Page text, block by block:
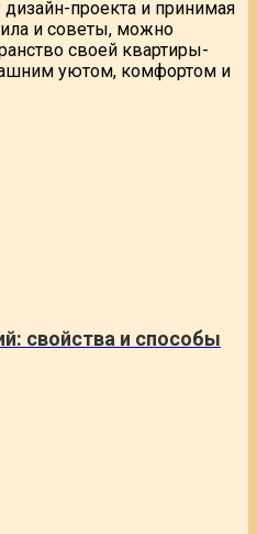
дизайн-проекта и принимая
и советы, можно
своей квартиры-
уютом, комфортом и
свойства и способы